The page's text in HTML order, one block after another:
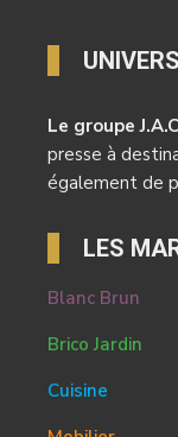
Le groupe J.A.C
presse à
également de
LES
Blanc Brun
Brico Jardin
Cuisine